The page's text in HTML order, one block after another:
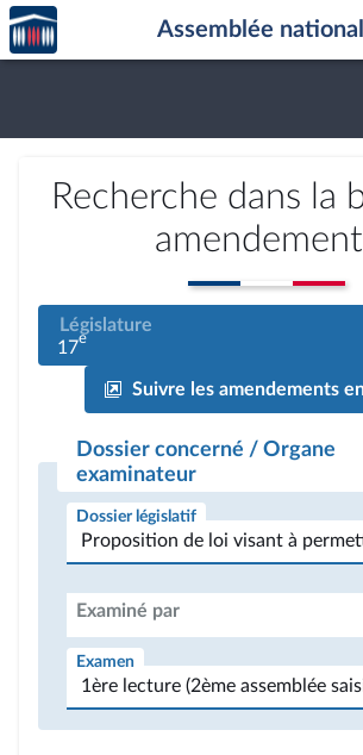
Aller au contenu
Aller en bas de la page
Accèder
à la
page
Assemblée
Recherche dans la
Législature
17e
Suivre les amendements
Dossier concerné / Organe
examinateur
Dossier législatif
Examiné par
Examen